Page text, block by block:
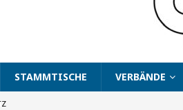
STAMMTISCHE VERBÄNDE